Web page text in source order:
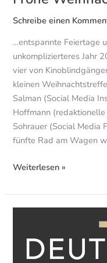
Schreibe einen
…entspannte Feiertage
unkomplizierteres Jahr
vier von
kleinen
Salman (Social Media
Hoffmann
Sohrauer (Social Media
fünfte Rad am Wagen
Weiterlesen »
Deutscher
Filmpreis